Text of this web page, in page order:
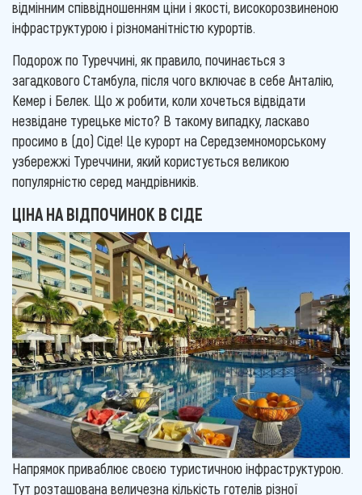
відмінним співвідношенням ціни і якості, високорозвиненою
інфраструктурою і різноманітністю курортів.
Подорож по Туреччині, як правило, починається з
загадкового Стамбула, після чого включає в себе Анталію,
Кемер і Белек. Що ж робити, коли хочеться відвідати
незвідане турецьке місто? В такому випадку, ласкаво
просимо в (до) Сіде! Це курорт на Середземноморському
узбережжі Туреччини, який користується великою
популярністю серед мандрівників.
ЦІНА НА ВІДПОЧИНОК В СІДЕ
Напрямок приваблює своєю туристичною інфраструктурою.
Тут розташована величезна кількість готелів різної